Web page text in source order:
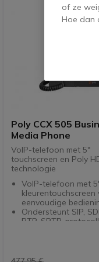
Poly CCX 505
Media Phone
VoIP-telefoon met 5"
touchscreen en Poly
technologie
VoIP-telefoon met
kleurentouchscreen
eenvoudige
Ondersteunt SIP,
RTP, SRTP-
Bluetooth 4.2, USB-
of ze
Hoe dan